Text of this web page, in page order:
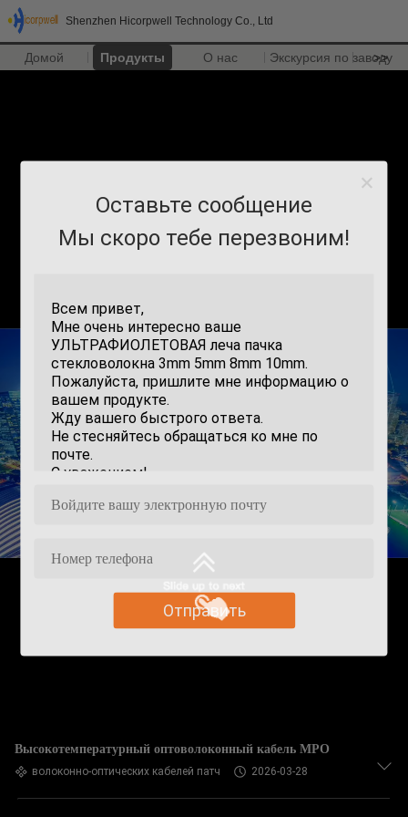
Shenzhen Hicorpwell Technology Co., Ltd
Домой Продукты О нас Экскурсия по заводу
>>
Оставьте сообщение
Мы скоро тебе перезвоним!
Отправить
Высокотемпературный оптоволоконный кабель MPO
волоконно-оптических кабелей патч 2026-03-28